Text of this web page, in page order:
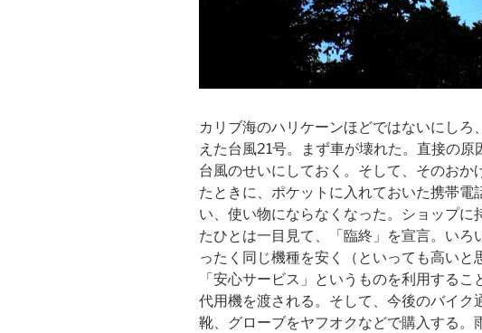
カリブ海のハリケーンほどではないにしろ
えた台風21号。まず車が壊れた。直接の原
台風のせいにしておく。そして、そのおか
たときに、ポケットに入れておいた携帯電
い、使い物にならなくなった。ショップに
たひとは一目見て、「臨終」を宣言。いろ
ったく同じ機種を安く（といっても高いと
「安心サービス」というものを利用する
代用機を渡される。そして、今後のバイク
靴、グローブをヤフオクなどで購入する。